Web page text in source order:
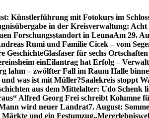
Künstlerführung mit Fotokurs im
in der Kreisverwaltung:
Forschungsstandort in LeunaAm 29.
Rumi und Familie Cicek – vom
GeschichteGlasfaser für sechs
einEilantrag hat Erfolg –
lahm – zwölfter Fall im Raum Halle
was ist mit Müller?Saalekreis stoppt
aus dem Mittelalter: Udo Schenk
Alfred Georg Frei schreibt Kolumne
wird neuer Landrat7. August:
und ein Festumzug